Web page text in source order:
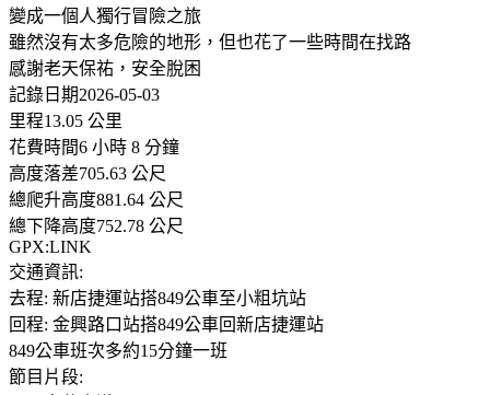
變成一個人獨行冒險之旅
雖然沒有太多危險的地形，但也花了一些時間在找路
感謝老天保祐，安全脫困
記錄日期2026-05-03
里程13.05 公里
花費時間6 小時 8 分鐘
高度落差705.63 公尺
總爬升高度881.64 公尺
總下降高度752.78 公尺
GPX:LINK
交通資訊:
去程: 新店捷運站搭849公車至小粗坑站
回程: 金興路口站搭849公車回新店捷運站
849公車班次多約15分鐘一班
節目片段: